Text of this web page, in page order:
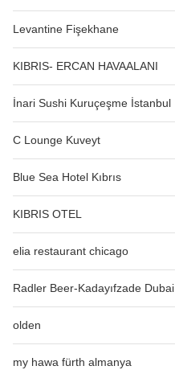
Levantine Fişekhane
KIBRIS- ERCAN HAVAALANI
İnari Sushi Kuruçeşme İstanbul
C Lounge Kuveyt
Blue Sea Hotel Kıbrıs
KIBRIS OTEL
elia restaurant chicago
Radler Beer-Kadayıfzade Dubai
olden
my hawa fürth almanya